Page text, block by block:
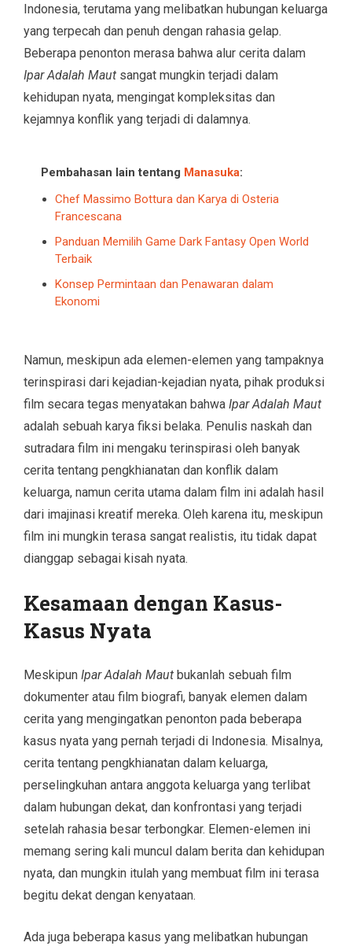
Indonesia, terutama yang melibatkan hubungan keluarga
yang terpecah dan penuh dengan rahasia gelap.
Beberapa penonton merasa bahwa alur cerita dalam
Ipar Adalah Maut sangat mungkin terjadi dalam
kehidupan nyata, mengingat kompleksitas dan
kejamnya konflik yang terjadi di dalamnya.
Pembahasan lain tentang Manasuka:
Chef Massimo Bottura dan Karya di Osteria
Francescana
Panduan Memilih Game Dark Fantasy Open World
Terbaik
Konsep Permintaan dan Penawaran dalam
Ekonomi
Namun, meskipun ada elemen-elemen yang tampaknya
terinspirasi dari kejadian-kejadian nyata, pihak produksi
film secara tegas menyatakan bahwa Ipar Adalah Maut
adalah sebuah karya fiksi belaka. Penulis naskah dan
sutradara film ini mengaku terinspirasi oleh banyak
cerita tentang pengkhianatan dan konflik dalam
keluarga, namun cerita utama dalam film ini adalah hasil
dari imajinasi kreatif mereka. Oleh karena itu, meskipun
film ini mungkin terasa sangat realistis, itu tidak dapat
dianggap sebagai kisah nyata.
Kesamaan dengan Kasus-
Kasus Nyata
Meskipun Ipar Adalah Maut bukanlah sebuah film
dokumenter atau film biografi, banyak elemen dalam
cerita yang mengingatkan penonton pada beberapa
kasus nyata yang pernah terjadi di Indonesia. Misalnya,
cerita tentang pengkhianatan dalam keluarga,
perselingkuhan antara anggota keluarga yang terlibat
dalam hubungan dekat, dan konfrontasi yang terjadi
setelah rahasia besar terbongkar. Elemen-elemen ini
memang sering kali muncul dalam berita dan kehidupan
nyata, dan mungkin itulah yang membuat film ini terasa
begitu dekat dengan kenyataan.
Ada juga beberapa kasus yang melibatkan hubungan